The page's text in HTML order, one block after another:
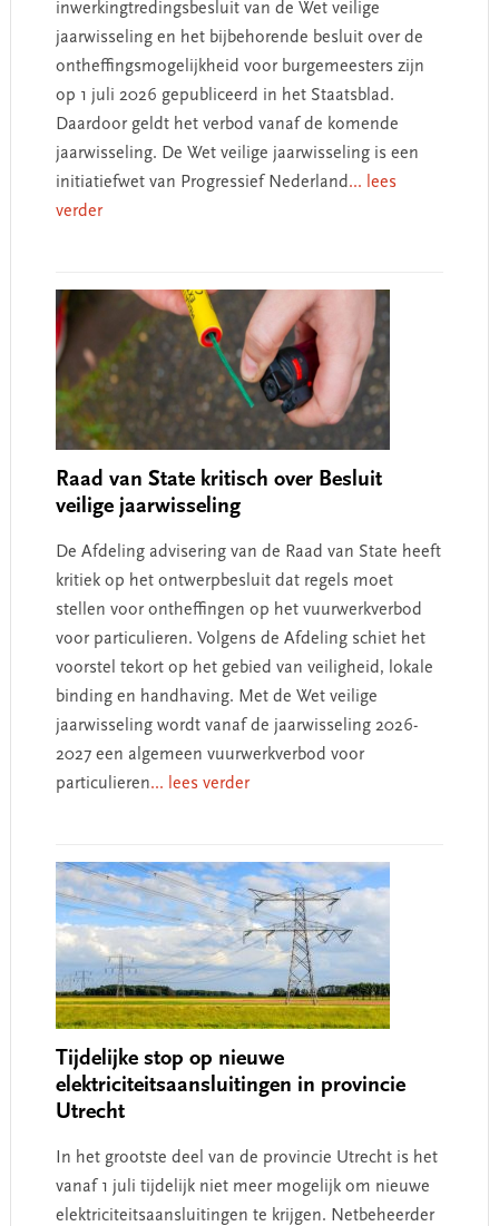
inwerkingtredingsbesluit van de Wet veilige
jaarwisseling en het bijbehorende besluit over de
ontheffingsmogelijkheid voor burgemeesters zijn
op 1 juli 2026 gepubliceerd in het Staatsblad.
Daardoor geldt het verbod vanaf de komende
jaarwisseling. De Wet veilige jaarwisseling is een
initiatiefwet van Progressief Nederland ... lees
verder
Raad van State kritisch over Besluit
veilige jaarwisseling
De Afdeling advisering van de Raad van State heeft
kritiek op het ontwerpbesluit dat regels moet
stellen voor ontheffingen op het vuurwerkverbod
voor particulieren. Volgens de Afdeling schiet het
voorstel tekort op het gebied van veiligheid, lokale
binding en handhaving. Met de Wet veilige
jaarwisseling wordt vanaf de jaarwisseling 2026-
2027 een algemeen vuurwerkverbod voor
particulieren... lees verder
Tijdelijke stop op nieuwe
elektriciteitsaansluitingen in provincie
Utrecht
In het grootste deel van de provincie Utrecht is het
vanaf 1 juli tijdelijk niet meer mogelijk om nieuwe
elektriciteitsaansluitingen te krijgen. Netbeheerder